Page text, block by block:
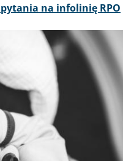
na infolinię RPO